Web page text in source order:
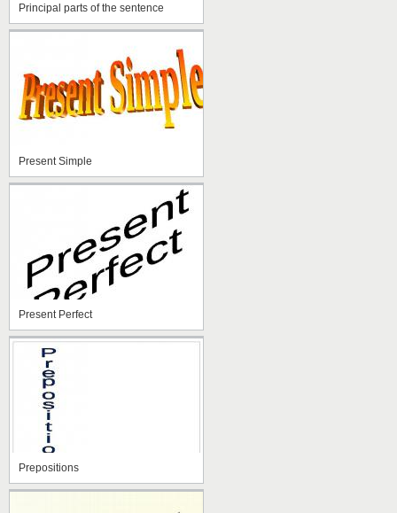
Principal parts of the sentence
Present Simple
Present Perfect
Prepositions